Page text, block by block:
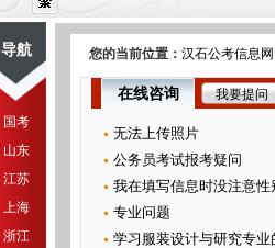
导航
国考
山东
江苏
上海
浙江
您的当前位置： 汉石公考信息网
在线咨询 我要提问
无法上传照片
公务员考试报考疑问
我在填写信息时没注意
专业问题
学习服装设计与研究专